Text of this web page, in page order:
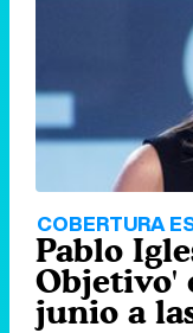
COBERTURA
Pablo
Objetivo'
junio a